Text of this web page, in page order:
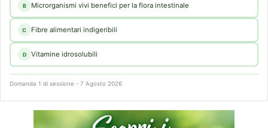
B Microrganismi vivi benefici per la flora intestinale
C Fibre alimentari indigeribili
D Vitamine idrosolubili
Domanda 1 di sessione - 7 Agosto 2026